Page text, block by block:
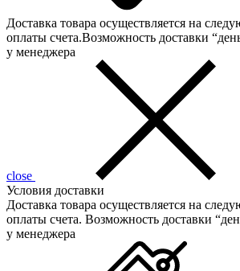
Доставка товара осуществляется на
оплаты счета.Возможность доставки
у менеджера
close
Условия доставки
Доставка товара осуществляется на
оплаты счета. Возможность доставки
у менеджера